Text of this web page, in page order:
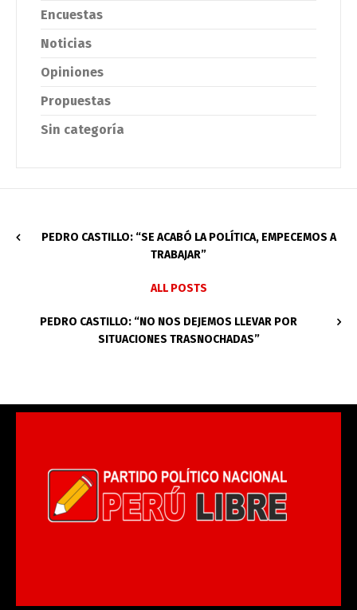
Encuestas
Noticias
Opiniones
Propuestas
Sin categoría
PEDRO CASTILLO: “SE ACABÓ LA POLÍTICA, EMPECEMOS A
TRABAJAR”
ALL POSTS
PEDRO CASTILLO: “NO NOS DEJEMOS LLEVAR POR
SITUACIONES TRASNOCHADAS”